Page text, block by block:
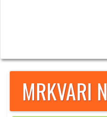
MRKVARI